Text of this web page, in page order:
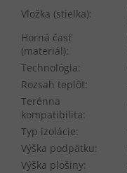
Vložka (stielka):
Horná časť
(materiál):
Technológia:
Rozsah teplôt:
Terénna
kompatibilita:
Typ izolácie:
Výška podpätku:
Výška plošiny: